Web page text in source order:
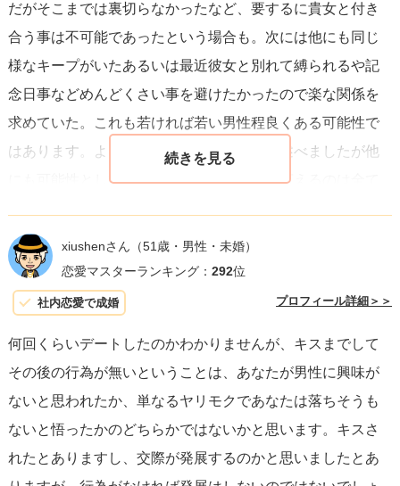
だがそこまでは裏切らなかったなど、要するに貴女と付き
合う事は不可能であったという場合も。次には他にも同じ
様なキープがいたあるいは最近彼女と別れて縛られるや記
念日事などめんどくさい事を避けたかったので楽な関係を
求めていた。これも若ければ若い男性程良くある可能性で
はあります。よく話で聞いていた可能性を述べましたが他
にも可能性としてはありますが、一貫して言えるのは全て
男性が続く時がありました。結局付き合わない、という人
が何人か続きました。その中では、あまり身体の関係に自
信がないからそこはいらないけどくっついたりデートした
故こんなに続くのかと思った時、その時の私は私自身真剣
にその人を好き！というよりまあ誘われたし、寂しいしそ
んな気持ちでついて行ってました。類は友を呼ぶという様
に真剣では無いフラフラな自分には同じ様な人しか寄って
こなかったのです。貴女はその人のことが真剣に好きでど
xiushenさん （51歳・男性・未婚）
恋愛マスターランキング： 292位
社内恋愛で成婚 プロフィール詳細＞＞
何回くらいデートしたのかわかりませんが、キスまでして
その後の行為が無いということは、あなたが男性に興味が
ないと思われたか、単なるヤリモクであなたは落ちそうも
ないと悟ったかのどちらかではないかと思います。キスさ
れたとありますし、交際が発展するのかと思いましたとあ